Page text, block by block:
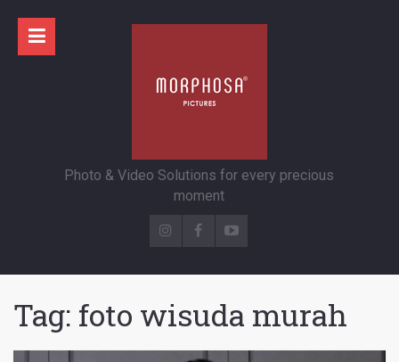
Photo & Video Solutions for every precious
moment
Tag: foto wisuda murah